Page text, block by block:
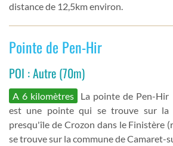
distance de 12,5km environ.
Pointe de Pen-Hir
POI : Autre (70m)
A 6 kilomètres
La pointe de Pen-Hir
est une pointe qui se trouve sur la
presqu'île de Crozon dans le Finistère
se trouve sur la commune de Camaret-